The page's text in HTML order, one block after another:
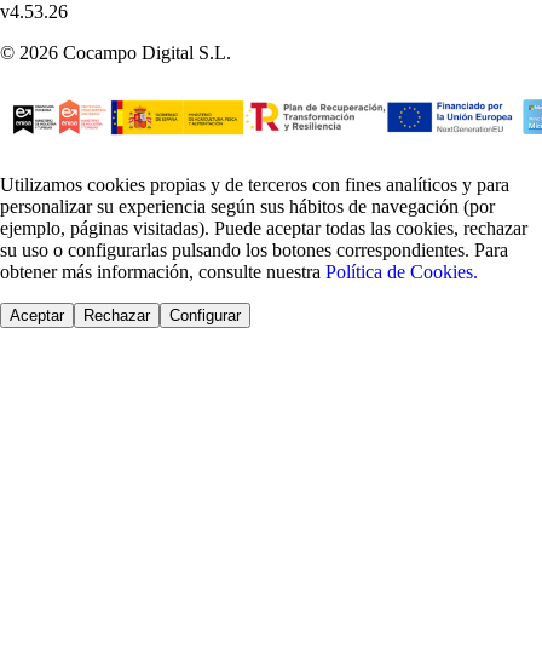
v4.53.26
© 2026 Cocampo Digital S.L.
Utilizamos cookies propias y de terceros con fines analíticos y para
personalizar su experiencia según sus hábitos de navegación (por
ejemplo, páginas visitadas). Puede aceptar todas las cookies, rechazar
su uso o configurarlas pulsando los botones correspondientes. Para
obtener más información, consulte nuestra Política de Cookies.
Aceptar Rechazar Configurar